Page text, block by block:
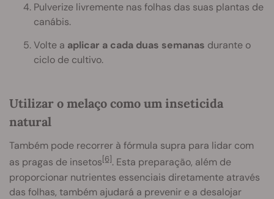
Pulverize livremente nas folhas das suas plantas de
canábis.
Volte a aplicar a cada duas semanas durante o
ciclo de cultivo.
Utilizar o melaço como um inseticida
natural
Também pode recorrer à fórmula supra para lidar com
as pragas de insetos[6]. Esta preparação, além de
proporcionar nutrientes essenciais diretamente através
das folhas, também ajudará a prevenir e a desalojar